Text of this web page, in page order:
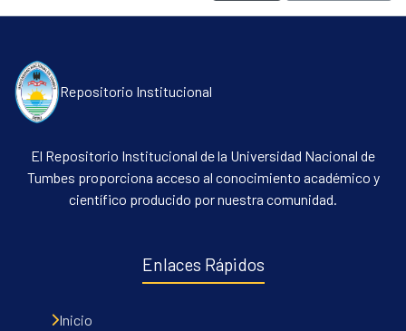
All of DSpace
Statistics
Repositorio Institucional
El Repositorio Institucional de la Universidad Nacional de
Tumbes proporciona acceso al conocimiento académico y
científico producido por nuestra comunidad.
Enlaces Rápidos
Inicio